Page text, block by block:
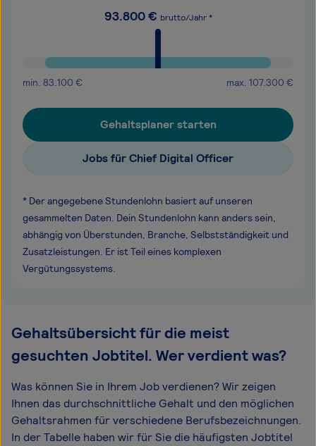
93.800€ brutto/Jahr *
min. 83.100 € max. 107.300 €
Gehaltsplaner starten
Jobs für Chief Digital Officer
* Der angegebene Stundenlohn basiert auf unseren
gesammelten Daten. Dein Stundenlohn kann anders sein,
abhängig von Überstunden, Branche, Selbstständigkeit und
Zusatzleistungen. Er ist Teil eines komplexen
Vergütungssystems.
Gehaltsübersicht für die meist
gesuchten Jobtitel. Wer verdient was?
Was können Sie in Ihrem Job verdienen? Wir zeigen
Ihnen das durchschnittliche Gehalt und den möglichen
Gehaltsrahmen für verschiedene Berufsbezeichnungen.
In der Tabelle haben wir für Sie die häufigsten Jobtitel